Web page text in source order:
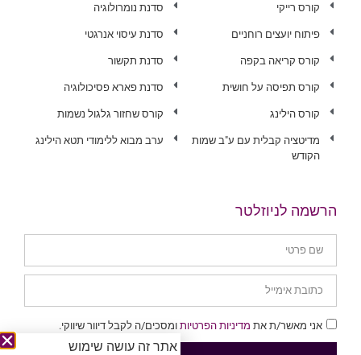
קורס רייקי
פיתוח יועצים רוחניים
קורס קריאה בקפה
קורס תפיסה על חושית
קורס הילינג
מדיטציה קבלית עם ע"ב שמות
הקודש
סדנת נומרולוגיה
סדנת עיסוי אנרגטי
סדנת תקשור
סדנת פארא פסיכולוגיה
קורס שחזור גלגול נשמות
ערב מבוא ללימודי תטא הילינג
הרשמה לניוזלטר
אני מאשר/ת את מדיניות הפרטיות ומסכים/ה לקבל דיוור שיווקי.
אתר זה עושה שימוש